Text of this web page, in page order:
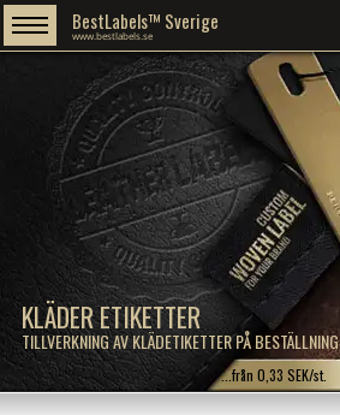
KLÄDER ETIKETTER
TILLVERKNING AV KLÄDETIKETTER PÅ BESTÄLLNING
BestLabels™ Sverige
www.bestlabels.se
...från 0,33 SEK/st.